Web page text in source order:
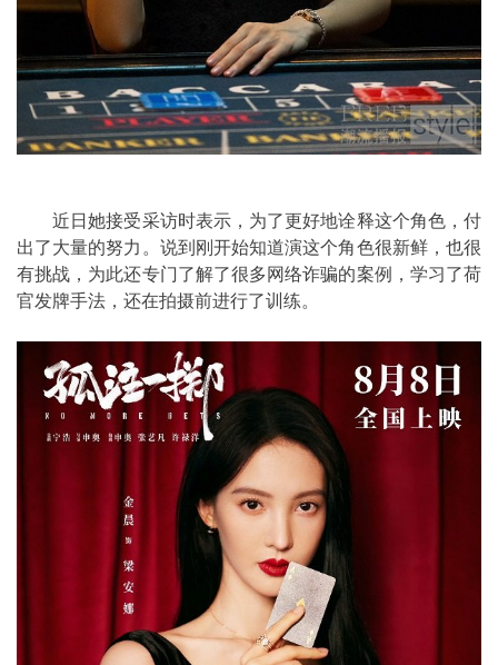
近日她接受采访时表示，为了更好地诠释这个角色，付
出了大量的努力。说到刚开始知道演这个角色很新鲜，也很
有挑战，为此还专门了解了很多网络诈骗的案例，学习了荷
官发牌手法，还在拍摄前进行了训练。